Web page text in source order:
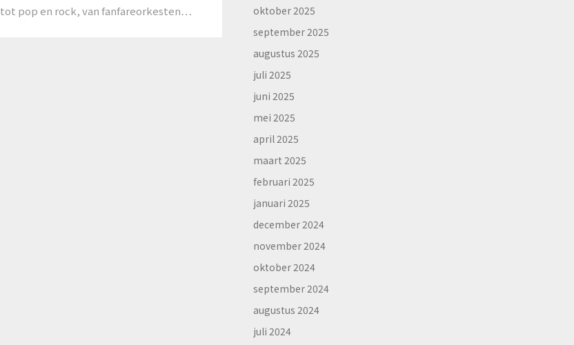
tot pop en rock, van fanfareorkesten…
oktober 2025
september 2025
augustus 2025
juli 2025
juni 2025
mei 2025
april 2025
maart 2025
februari 2025
januari 2025
december 2024
november 2024
oktober 2024
september 2024
augustus 2024
juli 2024